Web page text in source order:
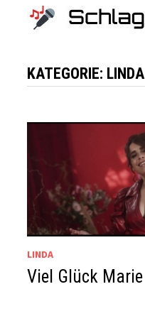
KATEGORIE: LINDA
LINDA
Viel Glück Marie